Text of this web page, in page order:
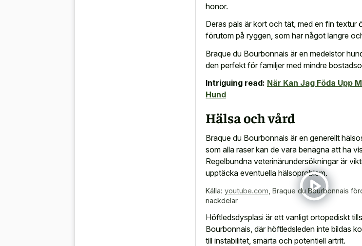
honor.
Deras päls är kort och tät, med en fin textur
förutom på ryggen, som har något längre
Braque du Bourbonnais är en medelstor
den perfekt för familjer med mindre
Intriguing read: När Kan Jag Föda Upp
Hund
Hälsa och vård
Braque du Bourbonnais är en generellt
som alla raser kan de vara benägna att ha
Regelbundna veterinärundersökningar är
upptäcka eventuella hälsoproblem.
Källa: youtube.com Braque du Bourbonnais
nackdelar
Höftledsdysplasi är ett vanligt ortopediskt
Bourbonnais, där höftledsleden inte bildas
till instabilitet, smärta och potentiell artrit.